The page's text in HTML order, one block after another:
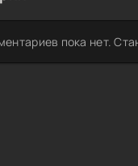
пока нет.